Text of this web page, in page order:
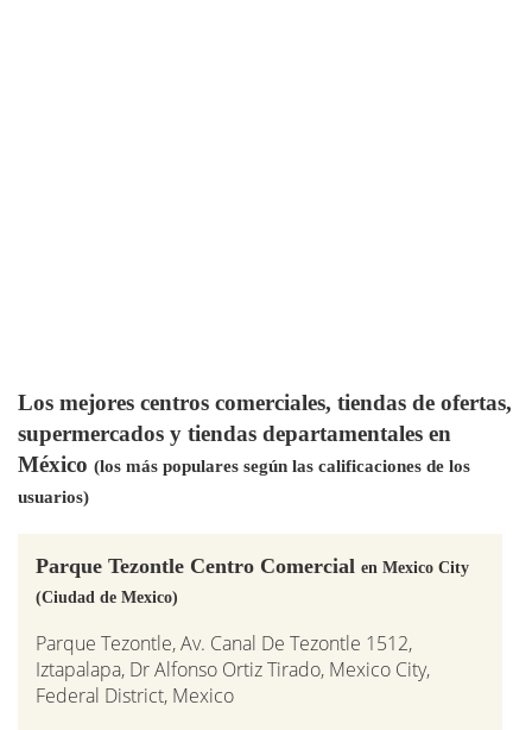
Los mejores centros comerciales, tiendas de ofertas,
supermercados y tiendas departamentales en
México (los más populares según las calificaciones de los
usuarios)
Parque Tezontle Centro Comercial en Mexico City
(Ciudad de Mexico)
Parque Tezontle, Av. Canal De Tezontle 1512,
Iztapalapa, Dr Alfonso Ortiz Tirado, Mexico City,
Federal District, Mexico